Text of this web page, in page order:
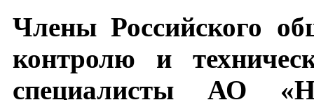
Члены Российского
контролю и
специалисты АО